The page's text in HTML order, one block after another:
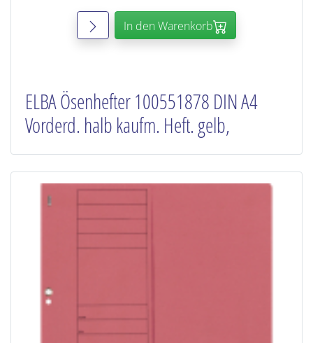
In den Warenkorb
ELBA Ösenhefter 100551878 DIN A4
Vorderd. halb kaufm. Heft. gelb,